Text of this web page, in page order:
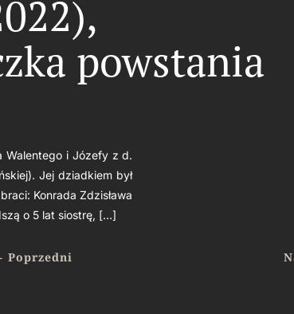
powstania
Walentego i Józefy z d.
Jej dziadkiem był
Konrada Zdzisława
o 5 lat siostrę, […]
Poprzedni